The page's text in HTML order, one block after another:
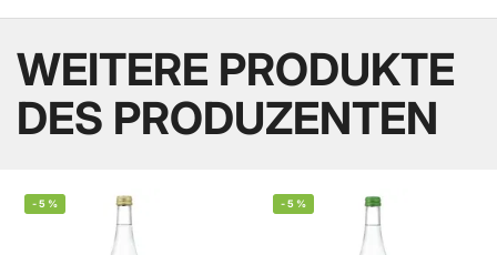
WEITERE PRODUKTE
DES PRODUZENTEN
-5 %
-5 %